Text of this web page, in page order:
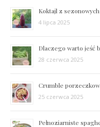
Koktajl z
4 lipca 2025
Dlaczego warto jeść
28 czerwca 2025
Crumble
25 czerwca 2025
Pełnoziarniste